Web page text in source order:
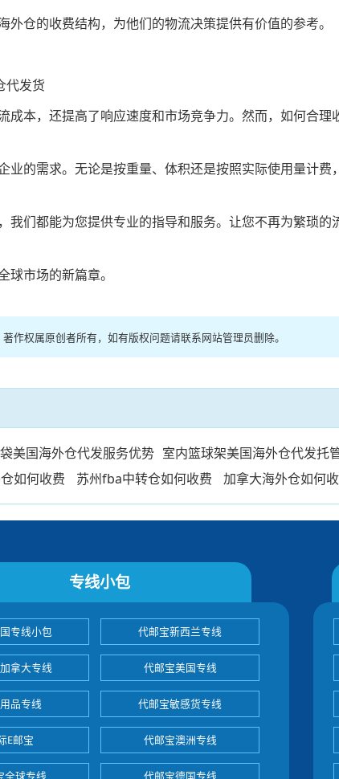
仓的收费结构，为他们的物流决策提供有价值的参考。
本，还提高了响应速度和市场竞争力。然而，如何合理
的需求。无论是按重量、体积还是按照实际使用量计费
们都能为您提供专业的指导和服务。让您不再为繁琐的
市场的新篇章。
作权属原创者所有，如有版权问题请联系网站管理员删除。
美国海外仓代发服务优势 室内篮球架美国海外仓代发托
如何收费 苏州fba中转仓如何收费 加拿大海外仓如何
专线小包
专线小包 代邮宝新西兰专线
拿大专线 代邮宝美国专线
品专线 代邮宝敏感货专线
E邮宝 代邮宝澳洲专线